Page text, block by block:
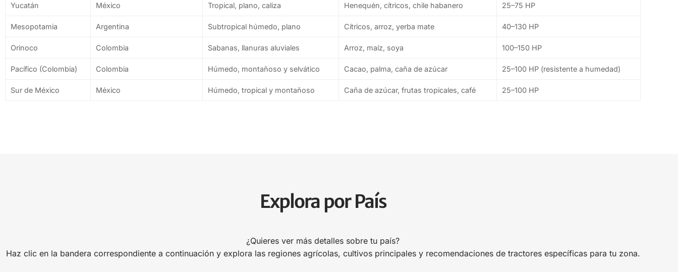
Yucatán México Tropical, plano, caliza Henequén, cítricos, chile habanero 25–75 HP
Mesopotamia Argentina Subtropical húmedo, plano Cítricos, arroz, yerba mate 40–130 HP
Orinoco Colombia Sabanas, llanuras aluviales Arroz, maíz, soya 100–150 HP
Pacífico (Colombia) Colombia Húmedo, montañoso y selvático Cacao, palma, caña de azúcar 25–100 HP (resistente a humedad)
Sur de México México Húmedo, tropical y montañoso Caña de azúcar, frutas tropicales, café 25–100 HP
Explora por País
¿Quieres ver más detalles sobre tu país?
Haz clic en la bandera correspondiente a continuación y explora las regiones agrícolas, cultivos principales y recomendaciones de tractores específicas para tu zona.